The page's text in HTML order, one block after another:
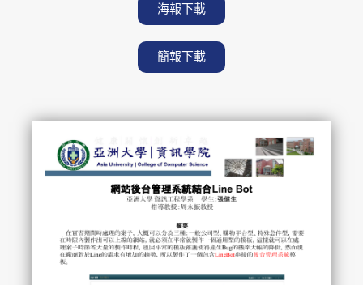
海報下載
簡報下載